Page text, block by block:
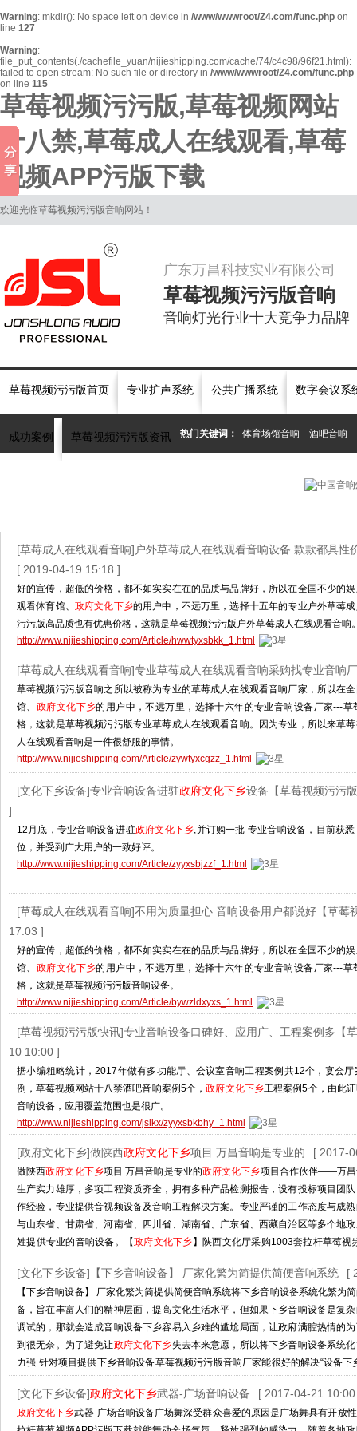
Warning: mkdir(): No space left on device in /www/wwwroot/Z4.com/func.php on
line 127
Warning:
file_put_contents(./cachefile_yuan/nijieshipping.com/cache/74/c4c98/96f21.html):
failed to open stream: No such file or directory in /www/wwwroot/Z4.com/func.php
on line 115
草莓视频污污版,草莓视频网站
十八禁,草莓成人在线观看,草莓
视频APP污版下载
欢迎光临草莓视频污污版音响网站！
广东万昌科技实业有限公司
草莓视频污污版音响
音响灯光行业十大竞争力品牌
草莓视频污污版首页 专业扩声系统 公共广播系统 数字会议系
成功案例 草莓视频污污版资讯 热门关键词： 体育场馆音响 酒吧音响
[草莓成人在线观看音响]户外草莓成人在线观看音响设备 款款都具性
[ 2019-04-19 15:18 ]
好的宣传，超低的价格，都不如实实在在的品质与品牌好，所以在全国不少的
观看体育馆、 政府文化下乡的用户中，不远万里，选择十五年的专业户外草莓
污污版高品质也有优惠价格，这就是草莓视频污污版户外草莓成人在线观看音响
http://www.nijieshipping.com/Article/hwwtyxsbkk_1.html
[草莓成人在线观看音响]专业草莓成人在线观看音响采购找专业音响
草莓视频污污版音响之所以被称为专业的草莓成人在线观看音响厂家，所以在
馆、 政府文化下乡的用户中，不远万里，选择十六年的专业音响设备厂家---
格，这就是草莓视频污污版专业草莓成人在线观看音响。因为专业，所以来草
人在线观看音响是一件很舒服的事情。
http://www.nijieshipping.com/Article/zywtyxcgzz_1.html
[文化下乡设备]专业音响设备进驻政府文化下乡设备【草莓视频污污
]
12月底，专业音响设备进驻政府文化下乡,并订购一批 专业音响设备，目前获
位，并受到广大用户的一致好评。
http://www.nijieshipping.com/Article/zyyxsbjzzf_1.html
[草莓成人在线观看音响]不用为质量担心 音响设备用户都说好【草莓
17:03 ]
好的宣传，超低的价格，都不如实实在在的品质与品牌好，所以在全国不少的
馆、 政府文化下乡的用户中，不远万里，选择十六年的专业音响设备厂家---
格，这就是草莓视频污污版音响设备。
http://www.nijieshipping.com/Article/bywzldxyxs_1.html
[草莓视频污污版快讯]专业音响设备口碑好、应用广、工程案例多【
10 10:00 ]
据小编粗略统计，2017年做有多功能厅、会议室音响工程案例共12个，宴会
例，草莓视频网站十八禁酒吧音响案例5个，政府文化下乡工程案例5个，由此
音响设备，应用覆盖范围也是很广。
http://www.nijieshipping.com/jslkx/zyyxsbkbhy_1.html
[政府文化下乡]做陕西政府文化下乡项目 万昌音响是专业的 [ 2017-
做陕西政府文化下乡项目 万昌音响是专业的政府文化下乡项目合作伙伴——万昌
生产实力雄厚，多项工程资质齐全，拥有多种产品检测报告，设有投标项目团
作经验，专业提供音视频设备及音响工程解决方案。专业严谨的工作态度与成
与山东省、甘肃省、河南省、四川省、湖南省、广东省、西藏自治区等多个地
姓提供专业的音响设备。【政府文化下乡 】陕西文化厅采购1003套拉杆草莓
http://www.nijieshipping.com/Article/zsxzfwhxxx_1.html
[文化下乡设备]【下乡音响设备】 厂家化繁为简提供简便音响系统 [
【下乡音响设备】 厂家化繁为简提供简便音响系统将下乡音响设备系统化繁为
备，旨在丰富人们的精神层面，提高文化生活水平，但如果下乡音响设备是复
调试的，那就会造成音响设备下乡容易入乡难的尴尬局面，让政府满腔热情的
到很无奈。为了避免让政府文化下乡失去本来意愿，所以将下乡音响设备系统
力强 针对项目提供下乡音响设备草莓视频污污版音响厂家能很好的解决“设备下
http://www.nijieshipping.com/Article/xxyxsbcjhf_1.html
[文化下乡设备]政府文化下乡武器-广场音响设备 [ 2017-04-21
政府文化下乡武器-广场音响设备广场舞深受群众喜爱的原因是广场舞具有开放